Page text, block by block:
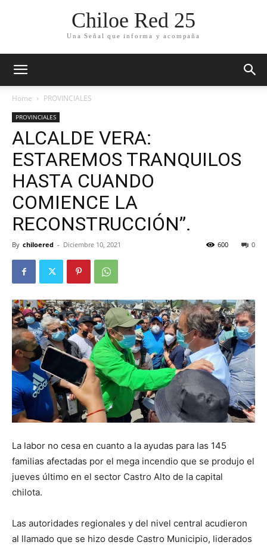
Chiloe Red 25
Una Señal que informa y acompaña
Home PROVINCIALES
PROVINCIALES
ALCALDE VERA:
ESTAREMOS TRANQUILOS
HASTA CUANDO
COMIENCE LA
RECONSTRUCCIÓN”.
By chiloered - Diciembre 10, 2021 0
600
La labor no cesa en cuanto a la ayudas para las 145
familias afectadas por el mega incendio que se produjo el
jueves último en el sector Castro Alto de la capital
chilota.
Las autoridades regionales y del nivel central acudieron
al llamado que se hizo desde Castro Municipio, liderados